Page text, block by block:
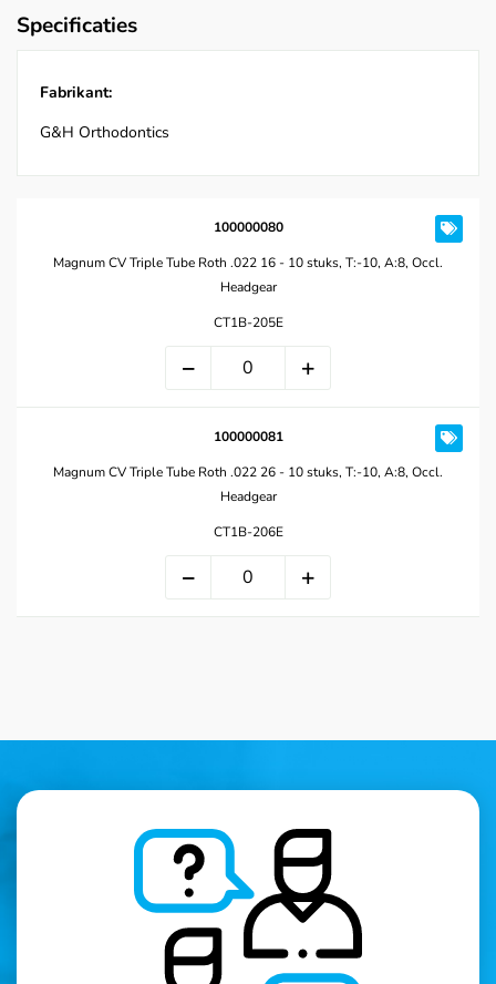
Specificaties
Fabrikant:
G&H Orthodontics
100000080
Magnum CV Triple Tube Roth .022 16 - 10 stuks, T:-10, A:8, Occl.
Headgear
CT1B-205E
100000081
Magnum CV Triple Tube Roth .022 26 - 10 stuks, T:-10, A:8, Occl.
Headgear
CT1B-206E